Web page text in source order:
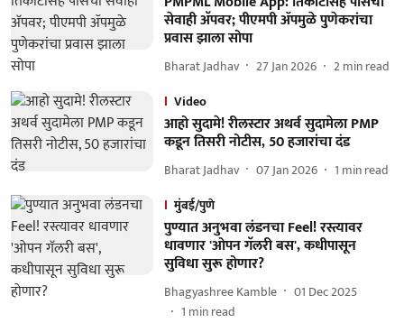
सेवाही अ‍ॅपवर; पीएमपी ॲपमुळे पुणेकरांचा
प्रवास झाला सोपा
Bharat Jadhav 27 Jan 2026 2min read
Video
आहो सुदामे! रीलस्टार अथर्व सुदामेला PMP
कडून तिसरी नोटीस, 50 हजारांचा दंड
Bharat Jadhav 07 Jan 2026 1 min read
मुंबई/पुणे
पुण्यात अनुभवा लंडनचा Feel! रस्त्यावर
धावणार 'ओपन गॅलरी बस', कधीपासून
सुविधा सुरू होणार?
Bhagyashree Kamble
01 Dec 2025
1 min read